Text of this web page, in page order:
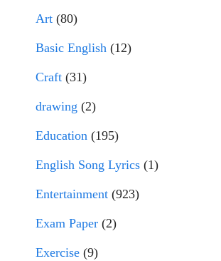
Art (80)
Basic English (12)
Craft (31)
drawing (2)
Education (195)
English Song Lyrics (1)
Entertainment (923)
Exam Paper (2)
Exercise (9)